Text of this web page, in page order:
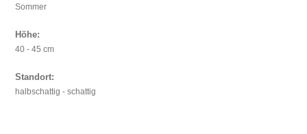
Sommer
Höhe:
40 - 45 cm
Standort:
halbschattig - schattig